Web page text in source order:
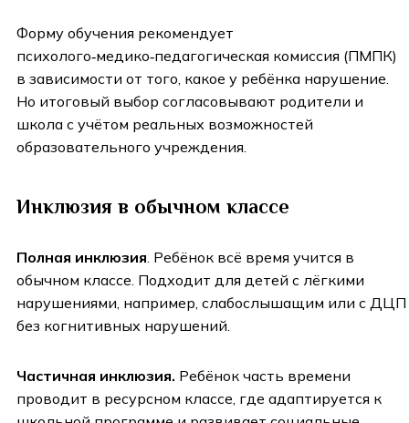
Форму обучения рекомендует
психолого‑медико‑педагогическая комиссия (ПМПК)
в зависимости от того, какое у ребёнка нарушение.
Но итоговый выбор согласовывают родители и
школа с учётом реальных возможностей
образовательного учреждения.
Инклюзия в обычном классе
Полная инклюзия. Ребёнок всё время учится в
обычном классе. Подходит для детей с лёгкими
нарушениями, например, слабослышащим или с ДЦП
без когнитивных нарушений.
Частичная инклюзия. Ребёнок часть времени
проводит в ресурсном классе, где адаптируется к